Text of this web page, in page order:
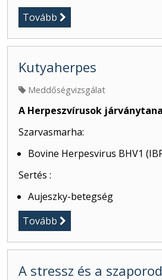
Tovább
Kutyaherpes
Meddőségvizsgálat
A Herpeszvírusok
Szarvasmarha:
Bovine Herpesvirus BHV1
Sertés :
Aujeszky-betegség
Tovább
A stressz és a